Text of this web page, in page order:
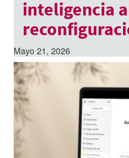
inteligencia
Mayo 21, 2026